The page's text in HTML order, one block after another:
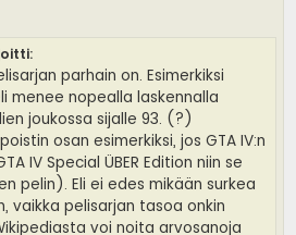
parhain on. Esimerkiksi
menee nopealla laskennalla
joukossa sijalle 93. (?)
osan esimerkiksi, jos GTA IV:n
IV Special ÜBER Edition niin se
pelin). Eli ei edes mikään surkea
vaikka pelisarjan tasoa onkin
voi noita arvosanoja